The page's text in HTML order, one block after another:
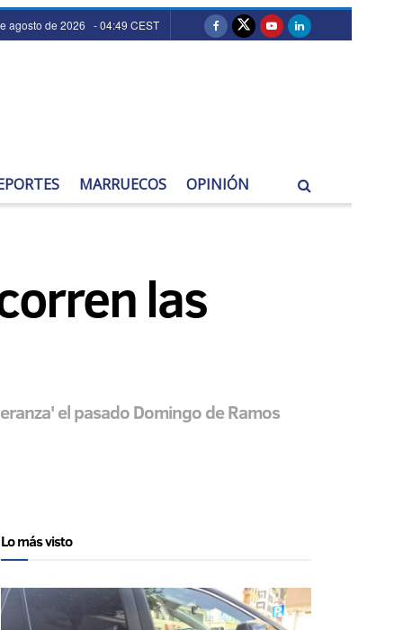
agosto de 2026 - 04:49 CEST
MARRUECOS OPINIÓN
las
el pasado Domingo de Ramos
Lo más visto